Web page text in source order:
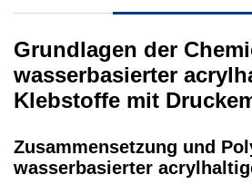
Grundlagen der
wasserbasierter
Klebstoffe mit
Zusammensetzung und
wasserbasierter